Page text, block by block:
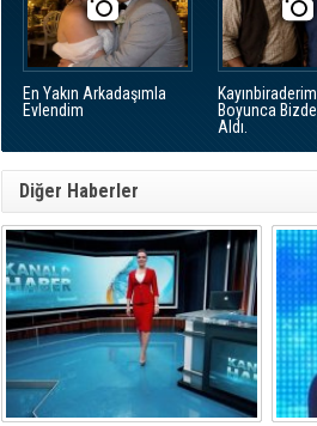
En Yakın Arkadaşımla
Evlendim
Kayınbiraderim
Boyunca
Aldı.
Diğer Haberler